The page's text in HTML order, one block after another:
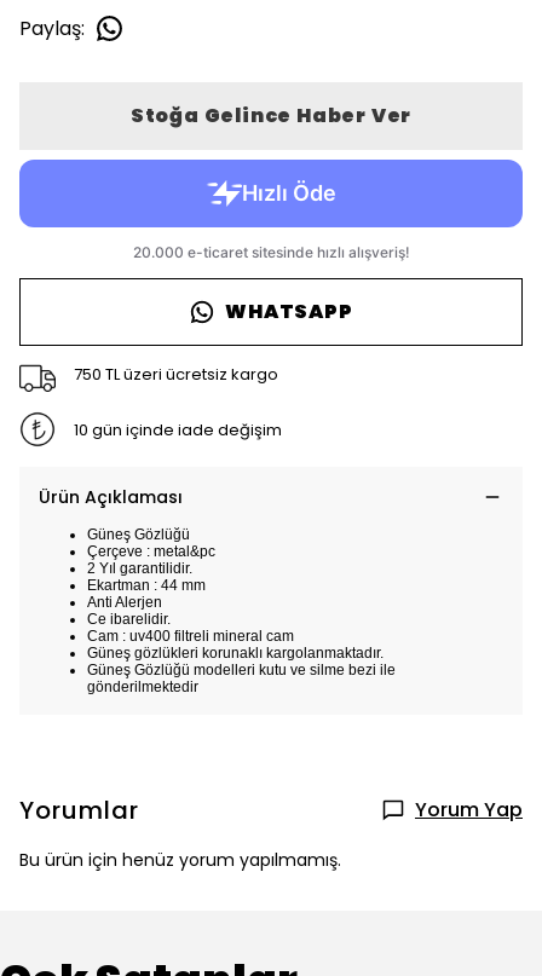
Paylaş:
Stoğa Gelince Haber Ver
WHATSAPP
750 TL üzeri ücretsiz kargo
10 gün içinde iade değişim
Ürün Açıklaması
Güneş Gözlüğü
Çerçeve : metal&pc
2 Yıl garantilidir.
Ekartman : 44 mm
Anti Alerjen
Ce ibarelidir.
Cam : uv400 filtreli mineral cam
Güneş gözlükleri korunaklı kargolanmaktadır.
Güneş Gözlüğü modelleri kutu ve silme bezi ile
gönderilmektedir
Yorumlar Yorum Yap
Bu ürün için henüz yorum yapılmamış.